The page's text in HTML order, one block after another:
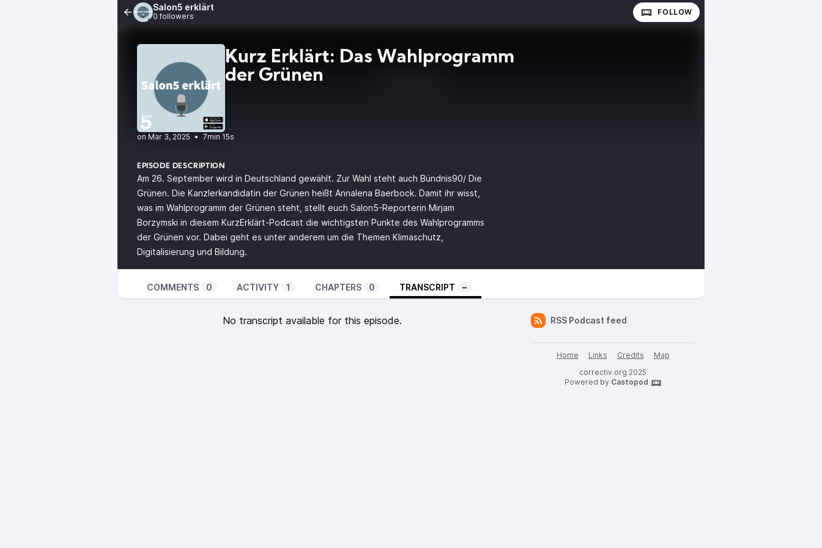
Salon5 erklärt
0 followers FOLLOW
Kurz Erklärt: Das Wahlprogramm
der Grünen
• 7min 15s
EPISODE DESCRIPTION
Am 26. September wird in Deutschland gewählt. Zur Wahl steht auch Bündnis90/ Die
Grünen. Die Kanzlerkandidatin der Grünen heißt Annalena Baerbock. Damit ihr wisst,
was im Wahlprogramm der Grünen steht, stellt euch Salon5-Reporterin Mirjam
Borzymski in diesem KurzErklärt-Podcast die wichtigsten Punkte des Wahlprogramms
der Grünen vor. Dabei geht es unter anderem um die Themen Klimaschutz,
Digitalisierung und Bildung.
COMMENTS 0 ACTIVITY 1 CHAPTERS 0 TRANSCRIPT –
No transcript available for this episode. RSS Podcast feed
Home Links Credits
Map
correctiv.org 2025
Powered by Castopod